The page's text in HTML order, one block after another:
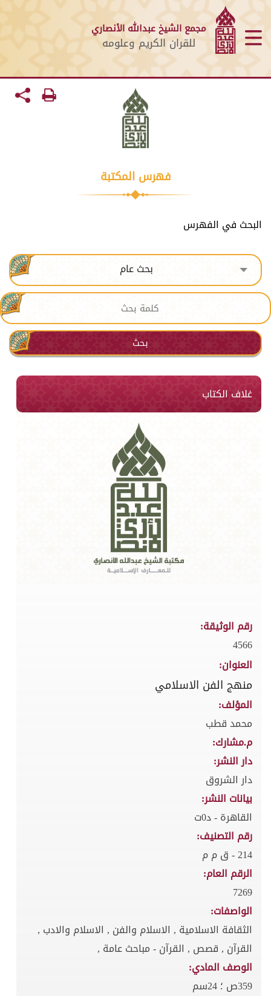
مجمع الشيخ عبدالله الأنصاري
للقران الكريم وعلومه
فهرس المكتبة
البحث في الفهرس
بحث عام
بحث
غلاف الكتاب
رقم الوثيقة:
4566
العنوان:
منهج الفن الاسلامي
المؤلف:
محمد قطب
م.مشارك:
دار النشر:
دار الشروق
بيانات النشر:
القاهرة - د0ت
رقم التصنيف:
214 - ق م م
الرقم العام:
7269
الواصفات:
الثقافة الاسلامية , الاسلام والفن , الاسلام والادب ,
القرآن , قصص , القرآن - مباحث عامة ,
الوصف المادي:
359ص ؛ 24سم